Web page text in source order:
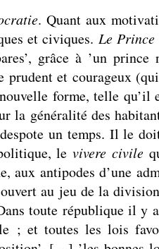
. Quant aux
et civiques. Le Prince
grâce à ’un prince
prudent et courageux
forme, telle
la généralité des
un temps. Il le
levivere civile
aux antipodes d’une
au jeu de la
toute république il y
; et toutes les lois